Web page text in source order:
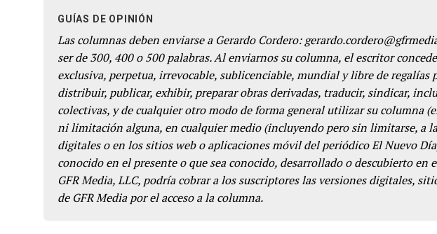
GUÍAS DE OPINIÓN
Las columnas deben enviarse a Gerardo Cordero:
ser de 300, 400 o 500 palabras. Al enviarnos su columna, el escritor
exclusiva, perpetua, irrevocable, sublicenciable, mundial y libre de regalías
distribuir, publicar, exhibir, preparar obras derivadas, traducir, sindicar,
colectivas, y de cualquier otro modo de forma general utilizar su columna
ni limitación alguna, en cualquier medio (incluyendo pero sin limitarse, a
digitales o en los sitios web o aplicaciones móvil del periódico El Nuevo
conocido en el presente o que sea conocido, desarrollado o descubierto en
GFR Media, LLC, podría cobrar a los suscriptores las versiones digitales,
de GFR Media por el acceso a la columna.